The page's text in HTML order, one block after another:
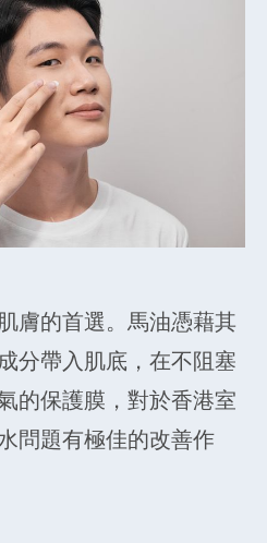
膚的首選。馬油憑藉其
分帶入肌底，在不阻塞
的保護膜，對於香港室
問題有極佳的改善作